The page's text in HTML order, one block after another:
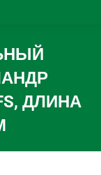
ДЛИНА